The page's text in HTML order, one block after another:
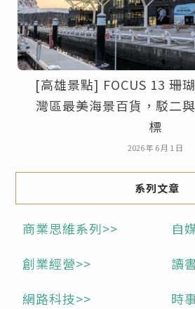
[高雄景點] FOCUS 13 珊
灣區最美海景百貨，駁二
標
2026 年 6 月 1 日
系列文章
商業思維系列>>
自
創業經營>>
讀
網路科技>>
時